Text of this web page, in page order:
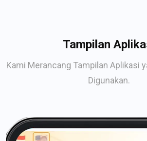
Tampilan
Kami Merancang Tampilan Aplikasi
Digunakan.